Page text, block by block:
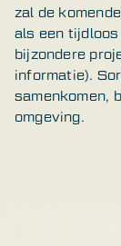
zal de
als een
bijzondere
informatie).
samenkomen,
omgeving.